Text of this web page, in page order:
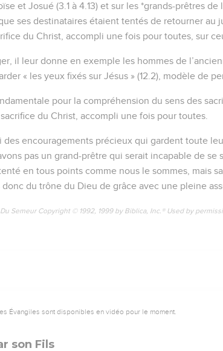
et Josué (3.1 à 4.13) et sur les *grands-prêtres de
ses destinataires étaient tentés de retourner au
du Christ, accompli une fois pour toutes, sur
il leur donne en exemple les hommes de
« les yeux fixés sur Jésus » (12.2), modèle de
pour la compréhension du sens des
du Christ, accompli une fois pour toutes.
des encouragements précieux qui gardent toute
pas un grand-prêtre qui serait incapable de
en tous points comme nous le sommes, mais
du trône du Dieu de grâce avec une pleine
Semeur Copyright © 1992, 1999 by Biblica, Inc.® Used by
Évangiles sont disponibles en vidéo pour le moment.
son Fils